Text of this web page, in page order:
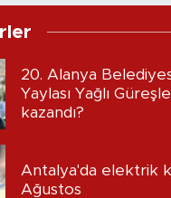
20. Alanya
Yaylası Yağlı
kazandı?
Antalya'da elektrik
Ağustos